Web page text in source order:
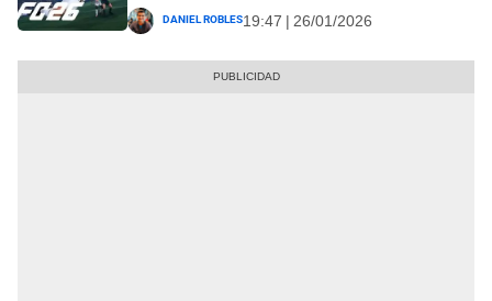
Daniel Robles19:47 | 26/01/2026